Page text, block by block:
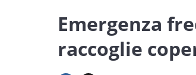
Emergenza
raccoglie